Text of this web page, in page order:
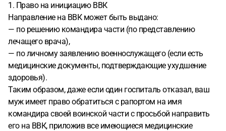
1. Право на инициацию ВВК
Направление на ВВК может быть выдано:
— по решению командира части (по представлению
лечащего врача),
— по личному заявлению военнослужащего (если есть
медицинские документы, подтверждающие ухудшение
здоровья).
Таким образом, даже если один госпиталь отказал, ваш
муж имеет право обратиться с рапортом на имя
командира своей воинской части с просьбой направить
его на ВВК, приложив все имеющиеся медицинские